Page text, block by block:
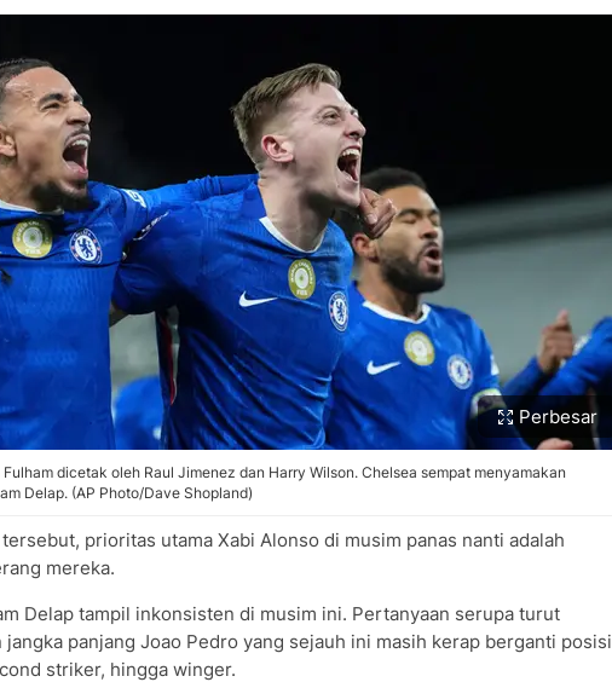
Perbesar
dicetak oleh Raul Jimenez dan Harry Wilson. Chelsea sempat menyamakan
Delap. (AP Photo/Dave Shopland)
prioritas utama Xabi Alonso di musim panas nanti adalah
mereka.
Delap tampil inkonsisten di musim ini. Pertanyaan serupa turut
panjang Joao Pedro yang sejauh ini masih kerap berganti posisi
striker, hingga winger.